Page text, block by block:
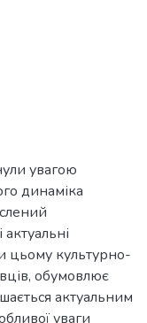
увагою
динаміка
цьому культурно-
обумовлює
актуальним
уваги